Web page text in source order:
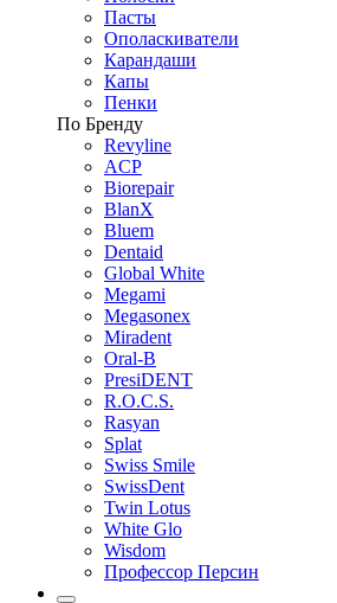
Пасты
Ополаскиватели
Карандаши
Капы
Пенки
По Бренду
Revyline
ACP
Biorepair
BlanX
Bluem
Dentaid
Global White
Megami
Megasonex
Miradent
Oral-B
PresiDENT
R.O.C.S.
Rasyan
Splat
Swiss Smile
SwissDent
Twin Lotus
White Glo
Wisdom
Профессор Персин